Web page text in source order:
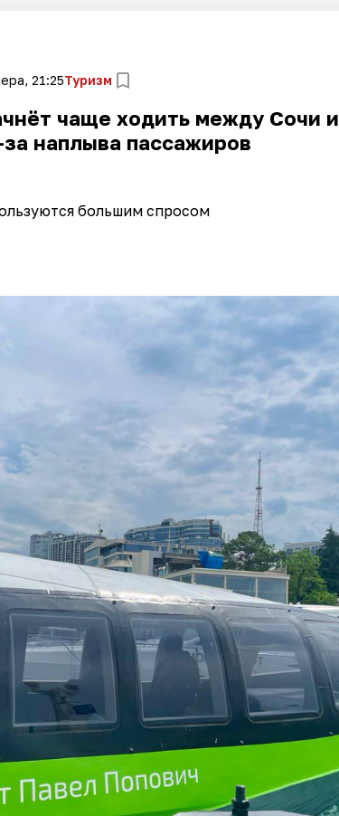
21:25Туризм
чаще ходить между Сочи и
наплыва пассажиров
большим спросом